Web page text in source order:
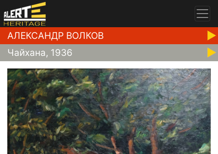
АЛЕКСАНДР ВОЛКОВ
Чайхана, 1936